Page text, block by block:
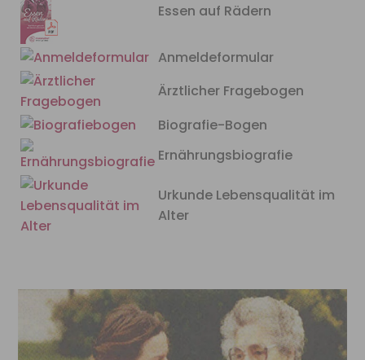
Essen auf Rädern
Anmeldeformular
Ärztlicher Fragebogen
Biografie-Bogen
Ernährungsbiografie
Urkunde Lebensqualität im
Alter